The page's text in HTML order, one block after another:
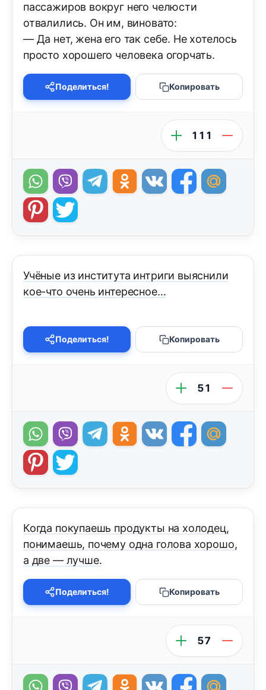
пассажиров вокруг него челюсти
отвалились. Он им, виновато:
— Да нет, жена его так себе. Не хотелось
просто хорошего человека огорчать.
Поделиться! Копировать
111
Учёные из института интриги выяснили
кое-что очень интересное…
Поделиться! Копировать
51
Когда покупаешь продукты на холодец,
понимаешь, почему одна голова хорошо,
а две — лучше.
Поделиться! Копировать
57